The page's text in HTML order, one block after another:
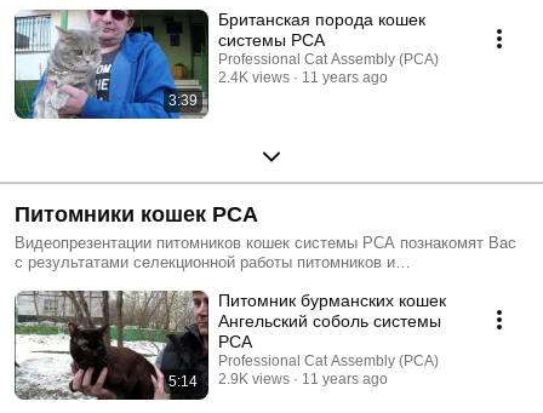
3:39
Британская порода кошек
системы PCA
Professional Cat Assembly (PCA)
2.4K views
11 years ago
Питомники кошек PCA
Видеопрезентации питомников кошек системы PCA познакомят Вас
с результатами селекционной работы питомников и
5:14
Питомник бурманских кошек
Ангельский соболь системы
PCA
Professional Cat Assembly (PCA)
2.9K views
11 years ago